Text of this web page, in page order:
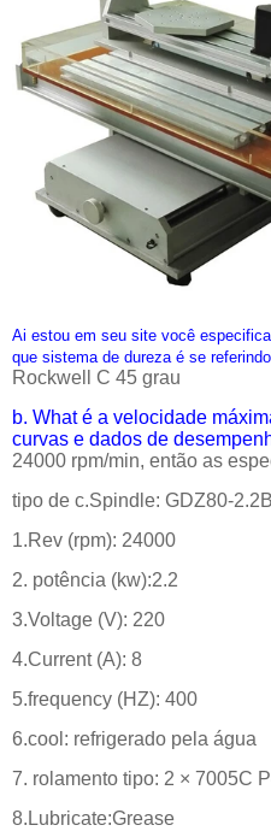
Ai estou em seu site você
que sistema de dureza é se
Rockwell C 45 grau
b. What é a velocidade
curvas e dados de
24000 rpm/min, então as
tipo de c.Spindle: GDZ80-2.2B
1.Rev (rpm): 24000
2. potência (kw):2.2
3.Voltage (V): 220
4.Current (A): 8
5.frequency (HZ): 400
6.cool: refrigerado pela água
7. rolamento tipo: 2 × 7005C
8.Lubricate:Grease